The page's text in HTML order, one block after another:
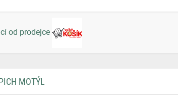
od prodejce
MOTÝL